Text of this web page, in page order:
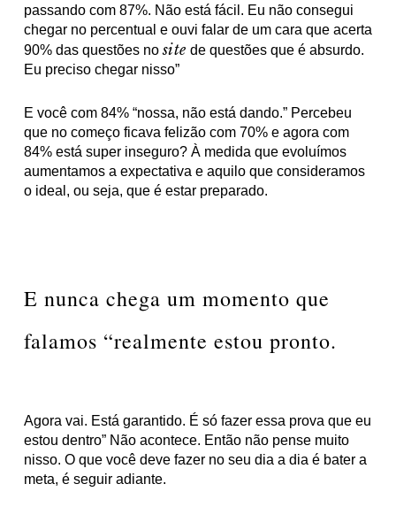
passando com 87%. Não está fácil. Eu não consegui
chegar no percentual e ouvi falar de um cara que acerta
90% das questões nositede questões que é absurdo.
Eu preciso chegar nisso”
E você com 84% “nossa, não está dando.” Percebeu
que no começo ficava felizão com 70% e agora com
84% está super inseguro? À medida que evoluímos
aumentamos a expectativa e aquilo que consideramos
o ideal, ou seja, que é estar preparado.
E nunca chega um momento que
falamos “realmente estou pronto.
Agora vai. Está garantido. É só fazer essa prova que eu
estou dentro” Não acontece. Então não pense muito
nisso. O que você deve fazer no seu dia a dia é bater a
meta, é seguir adiante.